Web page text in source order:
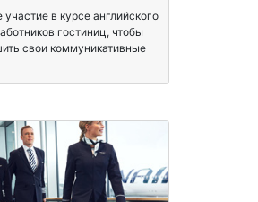
участие в курсе английского
гостиниц, чтобы
свои коммуникативные